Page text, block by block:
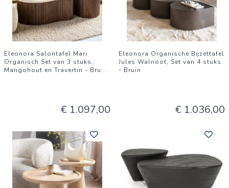
Eleonora Salontafel Mari
Organisch Set van 3 stuks,
Mangohout en Travertin - Bru...
€ 1.097,00
Eleonora Organische Bijzettafel
Jules Walnoot, Set van 4 stuks
- Bruin
€ 1.036,00